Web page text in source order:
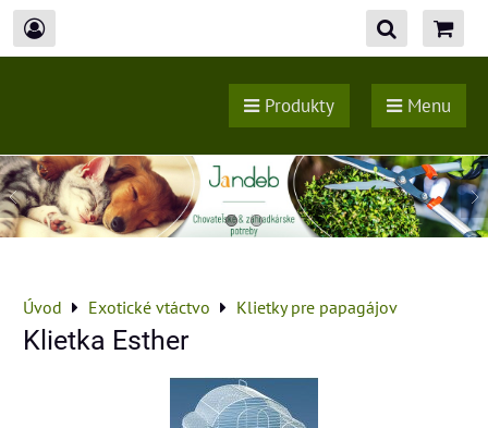
Produkty Menu
Úvod Exotické vtáctvo Klietky pre papagájov
Klietka Esther